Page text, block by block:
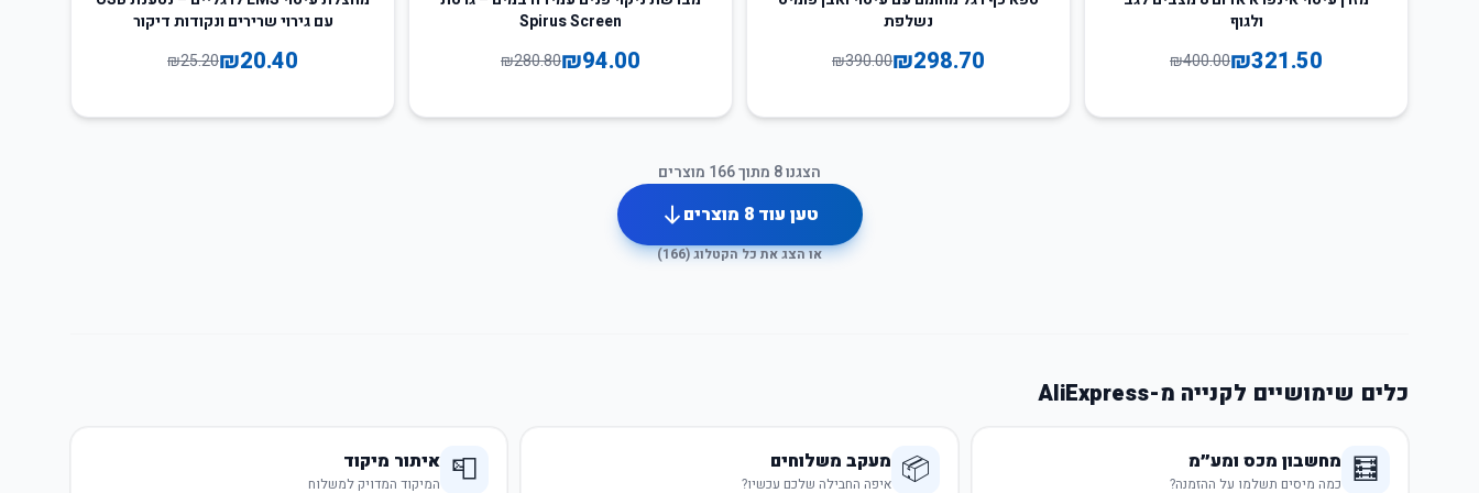
ולגוף
₪321.50
₪400.00
נשלפת
₪298.70
₪390.00
Spirus Screen
₪94.00
₪280.80
עם גירוי שרירים ונקודות דיקור
₪20.40
₪25.20
הצגנו8 מתוך166 מוצרים
טען עוד8 מוצרים
או הצג את כל הקטלוג (166
)
כלים שימושיים לקנייה מ-AliExpress
🧮 מחשבון מכס ומע״מ
כמה מיסים תשלמו על ההזמנה? 📦 מעקב משלוחים
איפה החבילה שלכם עכשיו? 📮 איתור מיקוד
המיקוד המדויק למשלוח